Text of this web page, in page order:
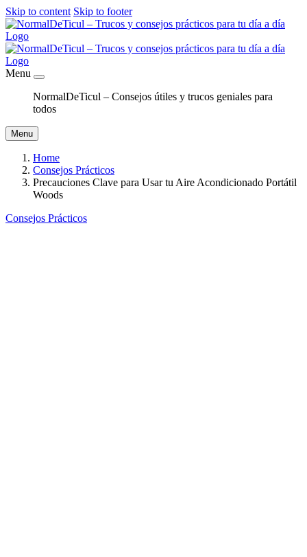
Skip to content Skip to footer
Menu
NormalDeTicul – Consejos útiles y trucos geniales para
todos
Menu
Home
Consejos Prácticos
Precauciones Clave para Usar tu Aire Acondicionado Portátil
Woods
Consejos Prácticos